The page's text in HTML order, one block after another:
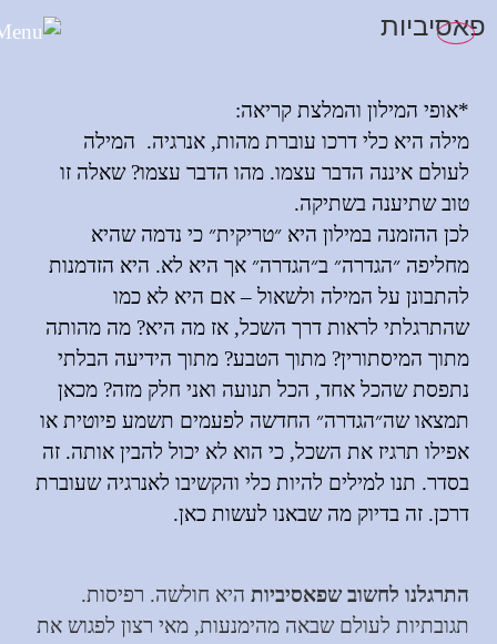
לתוכן
פאסיביות
*אופי המילון והמלצת קריאה:
מילה היא כלי דרכו עוברת מהות, אנרגיה. המילה
לעולם איננה הדבר עצמו. מהו הדבר עצמו?שאלה זו
טוב שתיענה בשתיקה.
לכן ההזמנה במילון היא ״טריקית״ כי נדמה שהיא
מחליפה ״הגדרה״ ב״הגדרה״ אך היא לא. היא הזדמנות
להתבונן על המילה ולשאול –אם היא לא כמו
שהתרגלתי לראות דרך השכל, אז מה היא? מה מהותה
מתוך המיסתורין? מתוך הטבע? מתוך הידיעה הבלתי
נתפסת שהכל אחד, הכל תנועה ואני חלק מזה? מכאן
תמצאו שה״הגדרה״ החדשה לפעמים תשמע פיוטית או
אפילו תרגיז את השכל, כי הוא לא יכול להבין אותה. זה
בסדר. תנו למילים להיות כלי והקשיבו לאנרגיה שעוברת
דרכן. זה בדיוק מה שבאנו לעשות כאן.
התרגלנו לחשוב שפאסיביות היא חולשה. רפיסות.
תגובתיות לעולם שבאה מהימנעות, מאי רצון לפגוש את